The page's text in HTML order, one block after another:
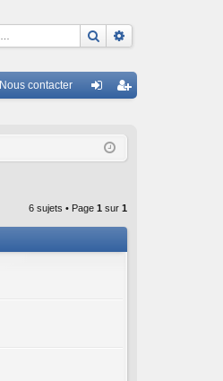
Rechercher
R
Nous contacter
cri
6 sujets • Page 1 sur 1